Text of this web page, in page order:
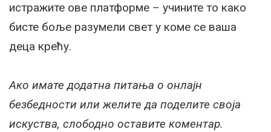
истражите ове платформе – учините то како
бисте боље разумели свет у коме се ваша
деца крећу.
Ако имате додатна питања о онлајн
безбедности или желите да поделите своја
искуства, слободно оставите коментар.